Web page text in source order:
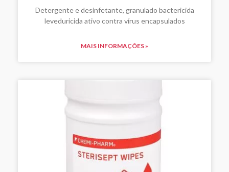
Detergente e desinfetante, granulado bactericida
leveduricida ativo contra vírus encapsulados
MAIS INFORMAÇÕES »